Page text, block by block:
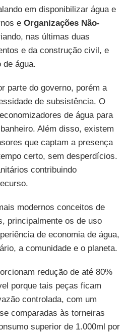
em disponibilizar água e
e Organizações Não-
nas últimas duas
e da construção civil, e
de água.
parte do governo, porém a
de subsistência. O
de água para
Além disso, existem
que captam a presença
certo, sem desperdícios.
contribuindo
modernos conceitos de
principalmente os de uso
de economia de água,
a comunidade e o planeta.
redução de até 80%
porque tais peças ficam
controlada, com um
comparadas às torneiras
superior de 1.000ml por